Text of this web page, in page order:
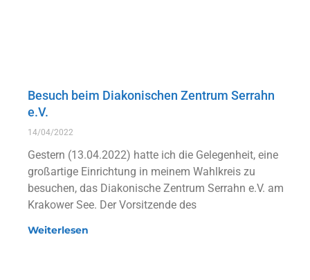
Besuch beim Diakonischen Zentrum Serrahn
e.V.
14/04/2022
Gestern (13.04.2022) hatte ich die Gelegenheit, eine
großartige Einrichtung in meinem Wahlkreis zu
besuchen, das Diakonische Zentrum Serrahn e.V. am
Krakower See. Der Vorsitzende des
Weiterlesen